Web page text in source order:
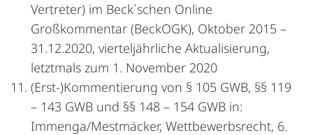
Vertreter) im Beck´schen Online
Großkommentar (BeckOGK), Oktober 2015 –
31.12.2020, vierteljährliche Aktualisierung,
letztmals zum 1. November 2020
(Erst-)Kommentierung von § 105 GWB, §§ 119
– 143 GWB und §§ 148 – 154 GWB in:
Immenga/Mestmäcker, Wettbewerbsrecht, 6.